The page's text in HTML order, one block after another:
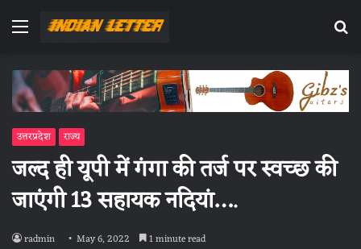
Menu
उत्तरप्रदेश राज्य
जल्द ही यूपी में गंगा की तर्ज पर स्वच्छ की
जाएंगी 13 सहायक नदियां….
radmin May 6, 2022 1 minute read